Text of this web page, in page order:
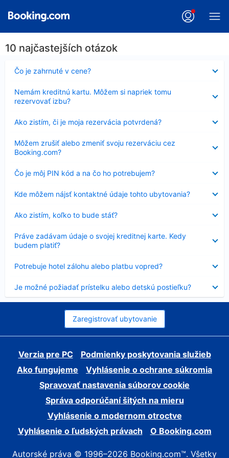
10 najčastejších otázok
Čo je zahrnuté v cene?
Nezobrazuje
sa
Nemám kreditnú kartu. Môžem si napriek tomu
rezervovať izbu?
sa
Ako zistím, či je moja rezervácia potvrdená?
sa
Môžem zrušiť alebo zmeniť svoju rezerváciu cez
Booking.com?
sa
Čo je môj PIN kód a na čo ho potrebujem?
Nezobrazuje
sa
Kde môžem nájsť kontaktné údaje tohto ubytovania?
sa
Ako zistím, koľko to bude stáť?
sa
Práve zadávam údaje o svojej kreditnej karte. Kedy
budem platiť?
sa
Potrebuje hotel zálohu alebo platbu vopred?
sa
Je možné požiadať prístelku alebo detskú postieľku?
sa
Zaregistrovať ubytovanie
Verzia pre PC
Podmienky poskytovania služieb
Ako fungujeme
Vyhlásenie o ochrane súkromia
Spravovať nastavenia súborov cookie
Správa odporúčaní šitých na mieru
Vyhlásenie o modernom otroctve
Vyhlásenie o ľudských právach
O Booking.com
Autorské práva © 1996–2026 Booking.com™. Všetky